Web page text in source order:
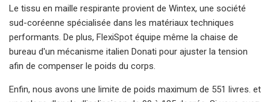
Le tissu en maille respirante provient de Wintex, une société
sud-coréenne spécialisée dans les matériaux techniques
performants. De plus, FlexiSpot équipe même la chaise de
bureau d'un mécanisme italien Donati pour ajuster la tension
afin de compenser le poids du corps.
Enfin, nous avons une limite de poids maximum de 551 livres. et